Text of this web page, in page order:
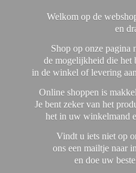
Welkom op de
en
Shop op onze pagina
de mogelijkheid die het
in de winkel of levering
Online shoppen is
Je bent zeker van het
het in uw winkelmand
Vindt u iets niet op
ons een mailtje naar
en doe uw